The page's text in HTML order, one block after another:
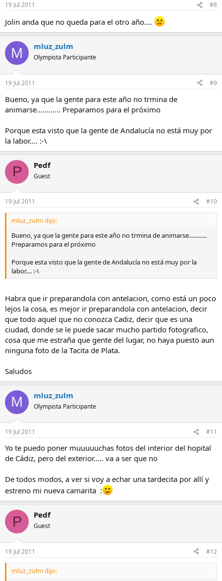
19 Jul 2011 #8
Jolin anda que no queda para el otro año....
M mluz_zulm
Olympista Participante
19 Jul 2011 #9
Bueno, ya que la gente para este año no trmina de
animarse............ Preparamos para el próximo
Porque esta visto que la gente de Andalucía no está muy por
la labor.... :-\
P Pedf
Guest
19 Jul 2011 #10
mluz_zulm dijo:
Bueno, ya que la gente para este año no trmina de animarse............
Preparamos para el próximo
Porque esta visto que la gente de Andalucía no está muy por la
labor.... :-\
Habra que ir preparandola con antelacion, como está un poco
lejos la cosa, es mejor ir preparandola con antelacion, decir
que todo aquel que no conozca Cadiz, decir que es una
ciudad, donde se le puede sacar mucho partido fotografico,
cosa que me estraña que gente del lugar, no haya puesto aun
ninguna foto de la Tacita de Plata.
Saludos
M mluz_zulm
Olympista Participante
19 Jul 2011 #11
Yo te puedo poner muuuuuchas fotos del interior del hopital
de Cádiz, pero del exterior..... va a ser que no
De todos modos, a ver si voy a echar una tardecita por allí y
estreno mi nueva camarita :
P Pedf
Guest
19 Jul 2011 #12
mluz_zulm dijo: